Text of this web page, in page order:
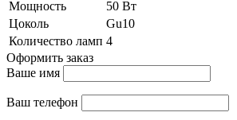
Мощность
50 Вт
Цоколь
Gu10
Количество ламп 4
Оформить заказ
Ваше имя
Ваш телефон